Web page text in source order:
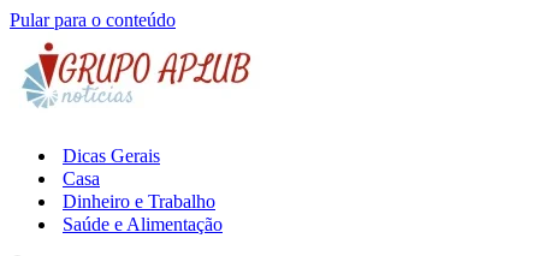
Pular para o conteúdo
Dicas Gerais
Casa
Dinheiro e Trabalho
Saúde e Alimentação